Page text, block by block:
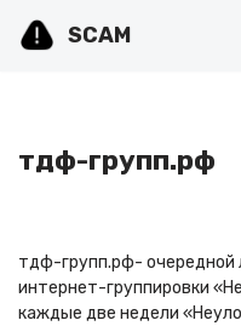
SCAM
тдф-групп.рф
тдф-групп.рф- очередной
интернет-группировки
каждые две недели